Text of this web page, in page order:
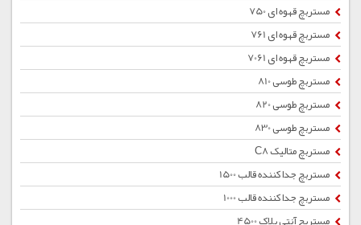
مستربچ قهوه ای 750
مستربچ قهوه ای 761
مستربچ قهوه ای 7061
مستربچ طوسی 810
مستربچ طوسی 820
مستربچ طوسی 830
مستربچ متالیک C8
مستربچ جداکننده قالب 1500
مستربچ جداکننده قالب 1000